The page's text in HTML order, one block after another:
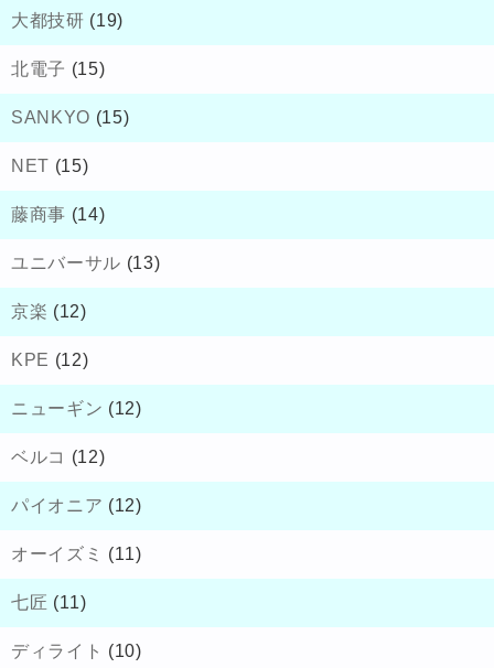
大都技研 (19)
北電子 (15)
SANKYO (15)
NET (15)
藤商事 (14)
ユニバーサル (13)
京楽 (12)
KPE (12)
ニューギン (12)
ベルコ (12)
パイオニア (12)
オーイズミ (11)
七匠 (11)
ディライト (10)